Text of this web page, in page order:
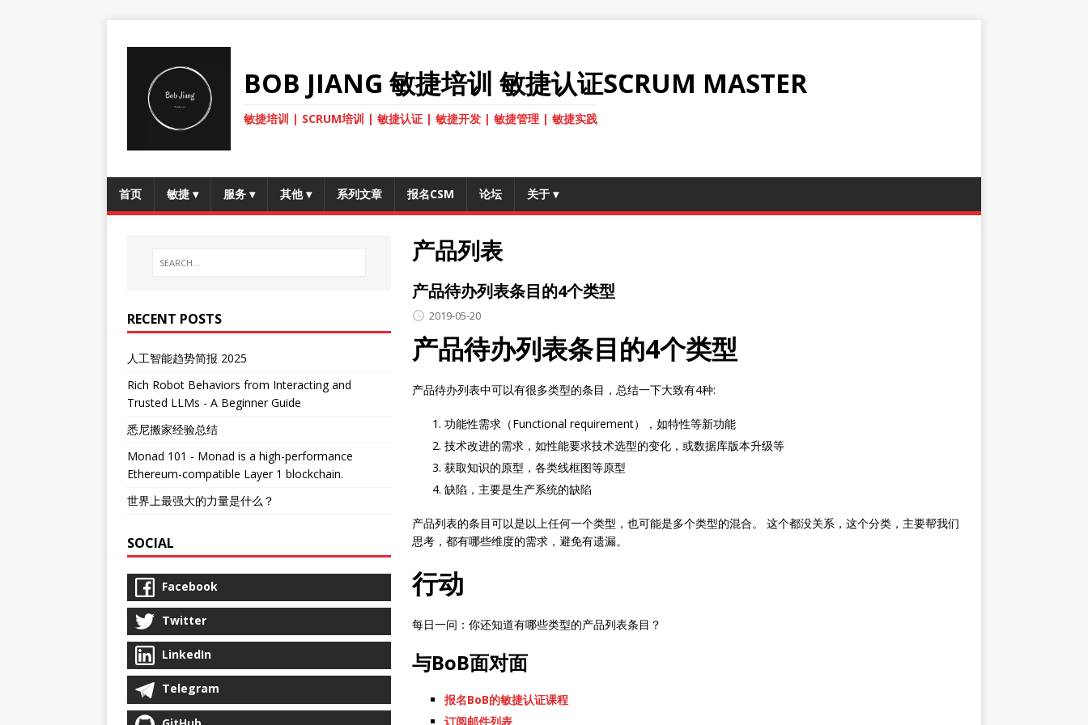
BOB JIANG 敏捷培训 敏捷认证SCRUM MASTER
敏捷培训 | SCRUM培训 | 敏捷认证 | 敏捷开发 | 敏捷管理 | 敏捷实践
首页 敏捷 ▾ 服务 ▾ 其他 ▾ 系列文章 报名CSM 论坛 关于 ▾
产品列表
产品待办列表条目的4个类型
2019-05-20
产品待办列表条目的4个类型
产品待办列表中可以有很多类型的条目，总结一下大致有4种:
功能性需求（Functional requirement），如特性等新功能
技术改进的需求，如性能要求技术选型的变化，或数据库版本升级等
获取知识的原型，各类线框图等原型
缺陷，主要是生产系统的缺陷
产品列表的条目可以是以上任何一个类型，也可能是多个类型的混合。 这个都没关系，这个分类，主要帮我们
思考，都有哪些维度的需求，避免有遗漏。
行动
每日一问：你还知道有哪些类型的产品列表条目？
与BoB面对面
报名BoB的敏捷认证课程
订阅邮件列表
RECENT POSTS
人工智能趋势简报 2025
Rich Robot Behaviors from Interacting and
Trusted LLMs - A Beginner Guide
悉尼搬家经验总结
Monad 101 - Monad is a high-performance
Ethereum-compatible Layer 1 blockchain.
世界上最强大的力量是什么？
SOCIAL
Facebook
Twitter
LinkedIn
Telegram